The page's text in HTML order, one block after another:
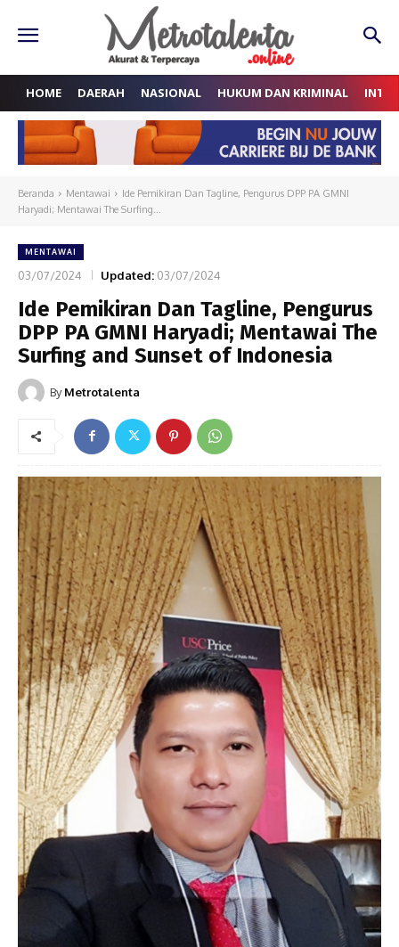
HOME DAERAH NASIONAL HUKUM DAN KRIMINAL
Beranda Mentawai
Ide Pemikiran Dan Tagline, Pengurus DPP PA GMNI
Haryadi; Mentawai The Surfing...
MENTAWAI
03/07/2024 Updated: 03/07/2024
Ide Pemikiran Dan Tagline, Pengurus
DPP PA GMNI Haryadi; Mentawai The
Surfing and Sunset of Indonesia
By Metrotalenta